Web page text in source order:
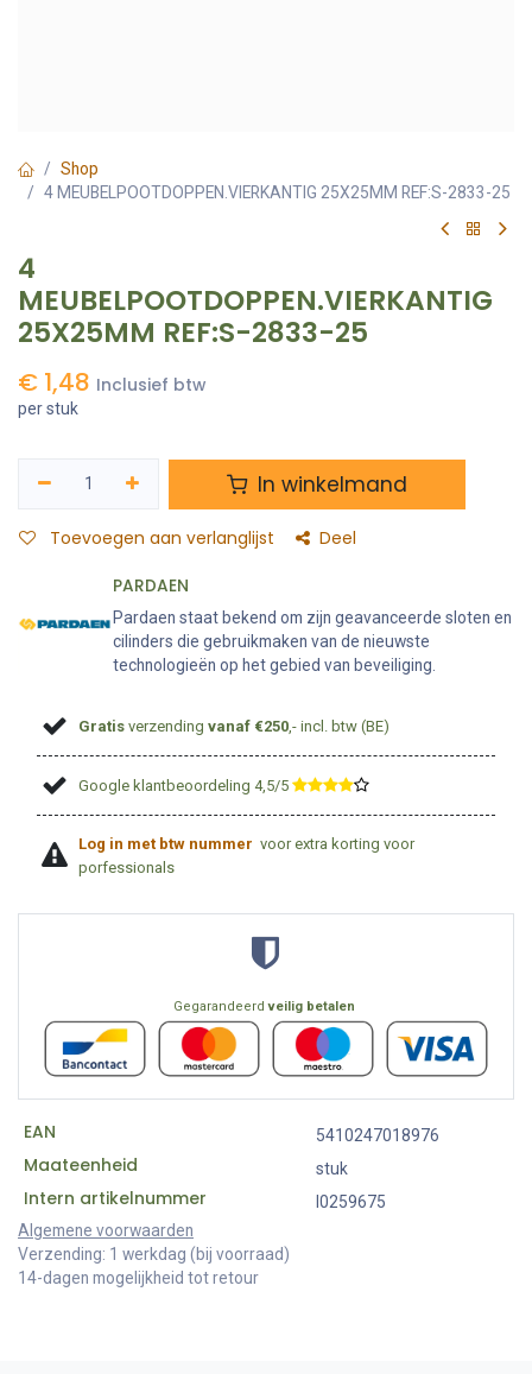
Shop
4 MEUBELPOOTDOPPEN.VIERKANTIG 25X25MM REF:S-2833-25
4
MEUBELPOOTDOPPEN.VIERKANTIG
25X25MM REF:S-2833-25
€ 1,48 Inclusief btw
per stuk
In winkelmand
Toevoegen aan verlanglijst Deel
PARDAEN
Pardaen staat bekend om zijn geavanceerde sloten en
cilinders die gebruikmaken van de nieuwste
technologieën op het gebied van beveiliging.
Gratis verzendingvanaf €250 ,- incl. btw (BE)
Google klantbeoordeling 4,5/5 ​
Log in met btw nummer voor extra korting voor
porfessionals
Gegarandeerdveilig betalen
EAN 5410247018976
Maateenheid stuk
Intern artikelnummer
I0259675
Algemene voorwaarden
Verzending: 1 werkdag (bij voorraad)
14-dagen mogelijkheid tot retour